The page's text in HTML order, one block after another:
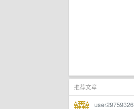
推荐文章
user29759326